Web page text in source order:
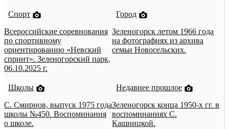
Спорт
Всероссийские соревнования
по спортивному
ориентированию «Невский
спринт». Зеленогорский парк,
06.10.2025 г.
Город
Зеленогорск летом 1966 года
на фотографиях из архива
семьи Новосельских.
Школы
С. Смирнов, выпуск 1975 года
школы №450. Воспоминания
о школе.
Недавнее прошлое
Зеленогорск конца 1950-х гг. в
воспоминаниях С.
Кашницкой.